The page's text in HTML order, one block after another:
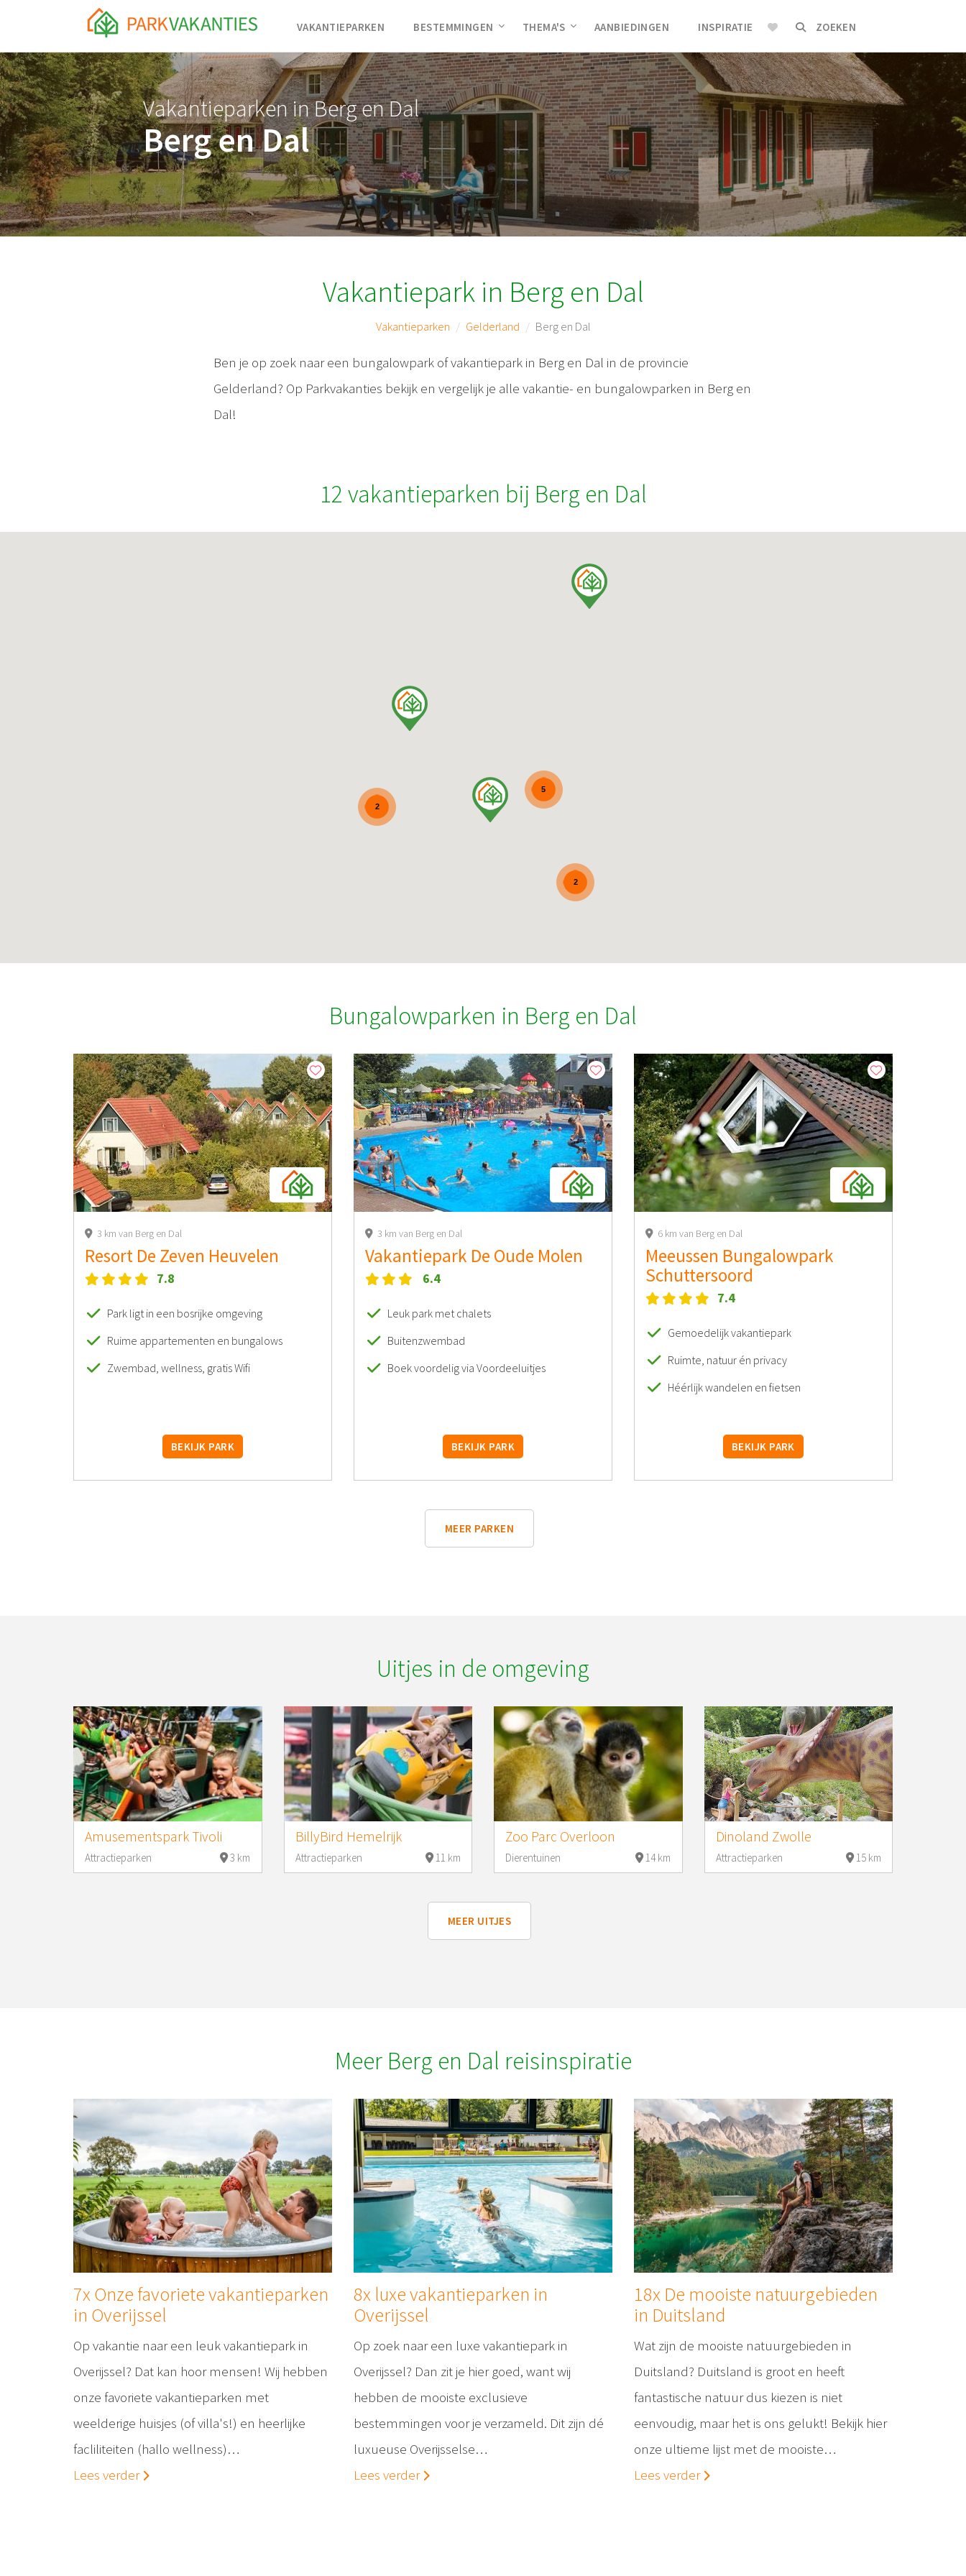
VAKANTIEPARKEN BESTEMMINGEN THEMA'S AANBIEDINGEN INSPIRATIE ZOEKEN
Vakantieparken in Berg en Dal
Berg en Dal
Vakantiepark in Berg en Dal
Vakantieparken Gelderland Berg en Dal
Ben je op zoek naar een bungalowpark of vakantiepark in Berg en Dal in de provincie
Gelderland? Op Parkvakanties bekijk en vergelijk je alle vakantie- en bungalowparken in Berg en
Dal!
12 vakantieparken bij Berg en Dal
2
2
5
Bungalowparken in Berg en Dal
3 km van Berg en Dal
Resort De Zeven Heuvelen
7.8
Park ligt in een bosrijke omgeving
Ruime appartementen en bungalows
Zwembad, wellness, gratis Wifi
BEKIJK PARK
3 km van Berg en Dal
Vakantiepark De Oude Molen
6.4
Leuk park met chalets
Buitenzwembad
Boek voordelig via Voordeeluitjes
BEKIJK PARK
6 km van Berg en Dal
Meeussen Bungalowpark
Schuttersoord
7.4
Gemoedelijk vakantiepark
Ruimte, natuur én privacy
Héérlijk wandelen en fietsen
BEKIJK PARK
MEER PARKEN
Uitjes in de omgeving
Amusementspark Tivoli
Attractieparken 3 km
BillyBird Hemelrijk
Attractieparken 11 km
Zoo Parc Overloon
Dierentuinen 14 km
Dinoland Zwolle
Attractieparken 15 km
MEER UITJES
Meer Berg en Dal reisinspiratie
7x Onze favoriete vakantieparken
in Overijssel
Op vakantie naar een leuk vakantiepark in
Overijssel? Dat kan hoor mensen! Wij hebben
onze favoriete vakantieparken met
weelderige huisjes (of villa's!) en heerlijke
facliliteiten (hallo wellness)…
Lees verder
8x luxe vakantieparken in
Overijssel
Op zoek naar een luxe vakantiepark in
Overijssel? Dan zit je hier goed, want wij
hebben de mooiste exclusieve
bestemmingen voor je verzameld. Dit zijn dé
luxueuse Overijsselse…
Lees verder
18x De mooiste natuurgebieden
in Duitsland
Wat zijn de mooiste natuurgebieden in
Duitsland? Duitsland is groot en heeft
fantastische natuur dus kiezen is niet
eenvoudig, maar het is ons gelukt! Bekijk hier
onze ultieme lijst met de mooiste…
Lees verder